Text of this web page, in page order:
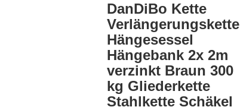
DanDiBo Kette
Verlängerungskette
Hängesessel
Hängebank 2x 2m
verzinkt Braun 300
kg Gliederkette
Stahlkette Schäkel